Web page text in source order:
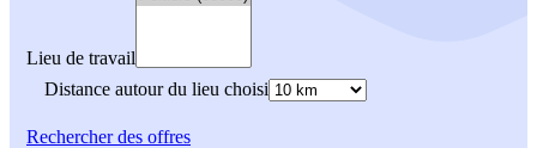
Lieu de travail
Distance autour du lieu choisi
Rechercherdes offres